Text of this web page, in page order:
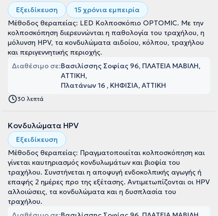
Εξειδίκευση
15 χρόνια εμπειρία
Μέθοδος θεραπείας: LED Κολποσκόπιο OPTOMIC. Με την
κολποσκόπηση διερευνώνται η παθολογία του τραχήλου, η
μόλυνση HPV, τα κονδυλώματα αιδοίου, κόλπου, τραχήλου
και περιγεννητικής περιοχής.
Διαθέσιμο σε:Βασιλίσσης Σοφίας 96, ΠΛΑΤΕΙΑ ΜΑΒΙΛΗ,
ΑΤΤΙΚΗ
Πλατάνων 16 , ΚΗΦΙΣΙΑ, ΑΤΤΙΚΗ
30 λεπτά
Κονδυλώματα HPV
Εξειδίκευση
Μέθοδος θεραπείας: Πραγματοποιείται κολποσκόπηση και
γίνεται καυτηριασμός κονδυλωμάτων και βιοψία του
τραχήλου. Συνστήνεται η αποφυγή ενδοκολπικής αγωγής ή
επαφής 2 ημέρες προ της εξέτασης. Αντιμετωπίζονται οι HPV
αλλοιώσεις, τα κονδυλώματα και η δυσπλασία του
τραχήλου.